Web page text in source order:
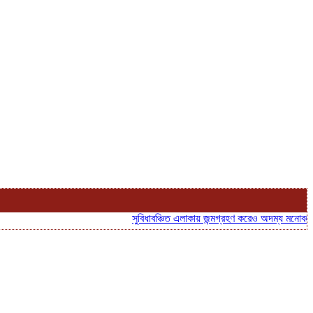
সুবিধাবঞ্চিত এলাকায় জন্মগ্রহণ করেও অদম্য মনোবল,